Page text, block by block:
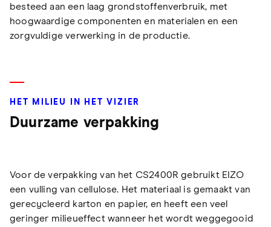
besteed aan een laag grondstoffenverbruik, met
hoogwaardige componenten en materialen en een
zorgvuldige verwerking in de productie.
HET MILIEU IN HET VIZIER
Duurzame verpakking
Voor de verpakking van het CS2400R gebruikt EIZO
een vulling van cellulose. Het materiaal is gemaakt van
gerecycleerd karton en papier, en heeft een veel
geringer milieueffect wanneer het wordt weggegooid